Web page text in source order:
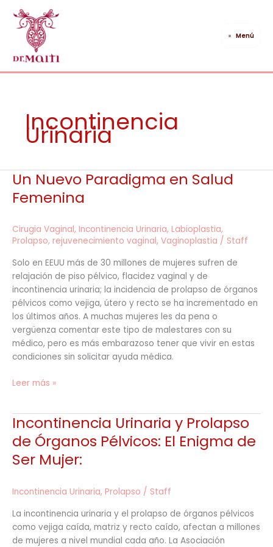
contenido
Menú
Incontinencia
Urinaria
Un Nuevo Paradigma en Salud
Femenina
Cirugia Vaginal, Incontinencia Urinaria, Labioplastia,
Prolapso, rejuvenecimiento vaginal, Vaginoplastia / Staff
Solo en EEUU más de 30 millones de mujeres sufren de
relajación de piso pélvico, flacidez vaginal y de
incontinencia urinaria; la incidencia de prolapso de órganos
pélvicos como vejiga, útero y recto se ha incrementado en
los últimos años. A muchas mujeres les da pena o
vergüenza comentar este tipo de malestares con su
médico, pero es más embarazoso tener que vivir en estas
condiciones sin solicitar ayuda médica.
Un
Paradigma
Salud
Femenina
Leer más »
Incontinencia Urinaria y Prolapso
de Órganos Pélvicos: El Enigma de
Ser Mujer:
Incontinencia Urinaria, Prolapso / Staff
La incontinencia urinaria y el prolapso de órganos pélvicos
como vejiga caída, matriz y recto caído, afectan a millones
de mujeres a nivel mundial cada año. La Asociación
Incontinencia
Urinaria
y
Prolapso
Órganos
El
Enigma
de